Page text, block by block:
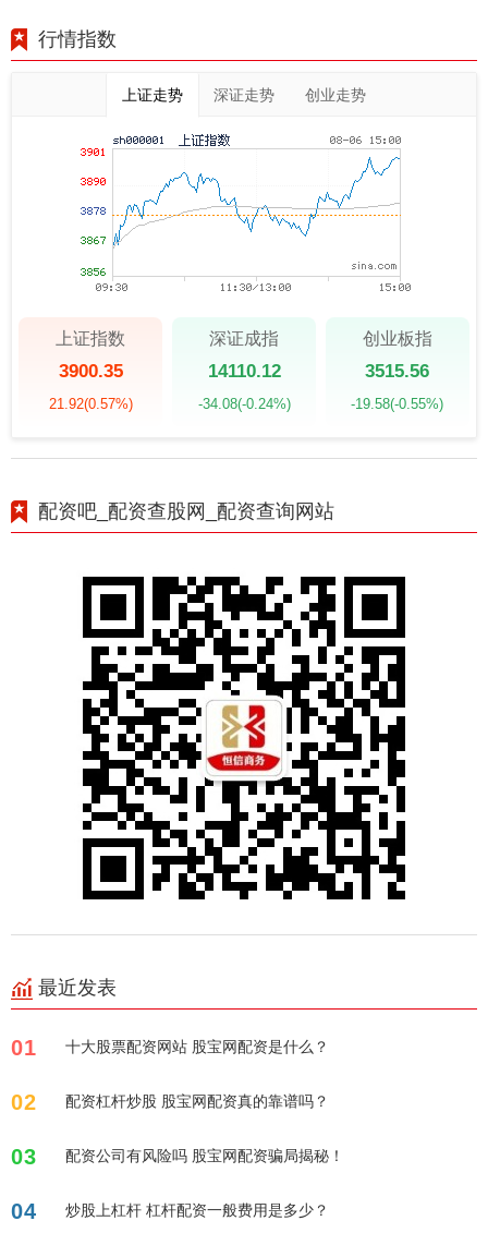
行情指数
上证走势 深证走势 创业走势
上证指数
3900.35
21.92(0.57%)
深证成指
14110.12
-34.08(-0.24%)
创业板指
3515.56
-19.58(-0.55%)
配资吧_配资查股网_配资查询网站
最近发表
01 十大股票配资网站 股宝网配资是什么？
02 配资杠杆炒股 股宝网配资真的靠谱吗？
03 配资公司有风险吗 股宝网配资骗局揭秘！
04 炒股上杠杆 杠杆配资一般费用是多少？